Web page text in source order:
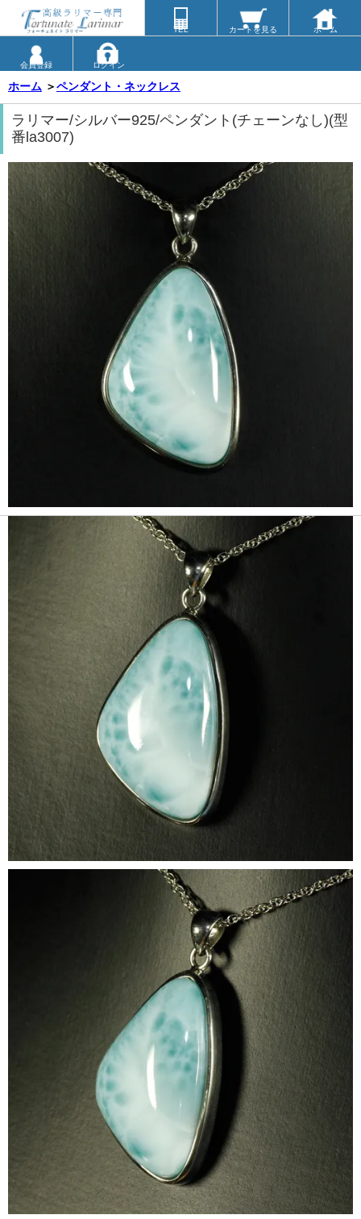
TEL カートを見る ホーム
会員登録 ログイン
ホーム ＞ペンダント・ネックレス
ラリマー/シルバー925/ペンダント(チェーンなし)(型
番la3007)